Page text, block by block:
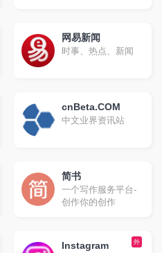
时报的国际视野，力
求及时、客观、权
威、独立地报道新
网用户提供与国际生
活相关的资讯服务、
与国际之间沟通与交
流的桥梁。
网易新闻
时事、热点、新闻
cnBeta.COM
中文业界资讯站
简书
一个写作服务平台-
创作你的创作
外
Instagram